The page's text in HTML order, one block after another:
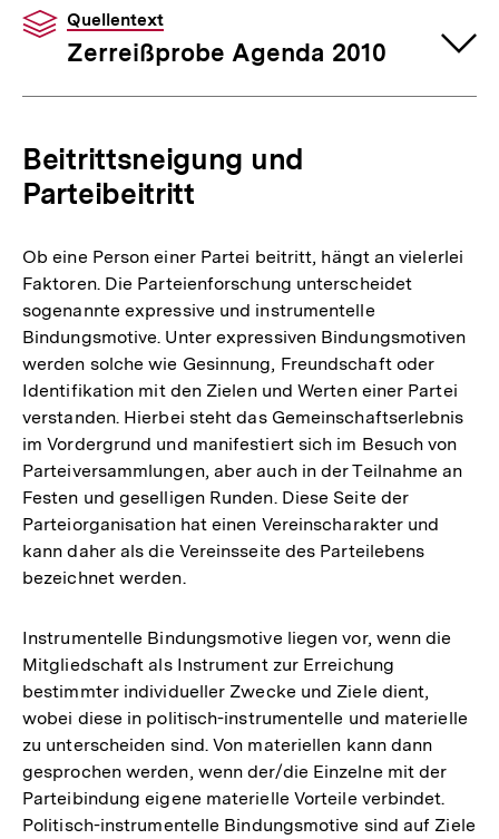
Quellentext
Zerreißprobe Agenda 2010
Beitrittsneigung und
Parteibeitritt
Ob eine Person einer Partei beitritt, hängt an vielerlei
Faktoren. Die Parteienforschung unterscheidet
sogenannte expressive und instrumentelle
Bindungsmotive. Unter expressiven Bindungsmotiven
werden solche wie Gesinnung, Freundschaft oder
Identifikation mit den Zielen und Werten einer Partei
verstanden. Hierbei steht das Gemeinschaftserlebnis
im Vordergrund und manifestiert sich im Besuch von
Parteiversammlungen, aber auch in der Teilnahme an
Festen und geselligen Runden. Diese Seite der
Parteiorganisation hat einen Vereinscharakter und
kann daher als die Vereinsseite des Parteilebens
bezeichnet werden.
Instrumentelle Bindungsmotive liegen vor, wenn die
Mitgliedschaft als Instrument zur Erreichung
bestimmter individueller Zwecke und Ziele dient,
wobei diese in politisch-instrumentelle und materielle
zu unterscheiden sind. Von materiellen kann dann
gesprochen werden, wenn der/die Einzelne mit der
Parteibindung eigene materielle Vorteile verbindet.
Politisch-instrumentelle Bindungsmotive sind auf Ziele